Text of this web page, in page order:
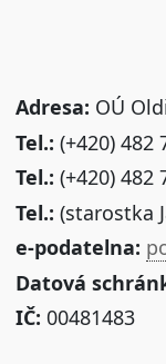
Adresa: OÚ
Tel.: (+420) 482
Tel.: (+420) 482
Tel.: (starostka
e-podatelna:
Datová
IČ: 00481483